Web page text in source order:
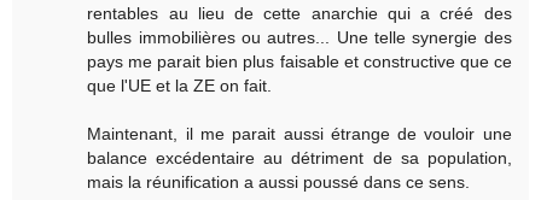
rentables au lieu de cette anarchie qui a créé des
bulles immobilières ou autres... Une telle synergie des
pays me parait bien plus faisable et constructive que ce
que l'UE et la ZE on fait.
Maintenant, il me parait aussi étrange de vouloir une
balance excédentaire au détriment de sa population,
mais la réunification a aussi poussé dans ce sens.